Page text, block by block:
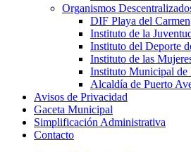
Organismos
DIF Playa del Carmen
Instituto de la
Instituto del Deporte
Instituto de las
Instituto Municipal de
Alcaldía de Puerto
Avisos de Privacidad
Gaceta Municipal
Simplificación Administrativa
Contacto